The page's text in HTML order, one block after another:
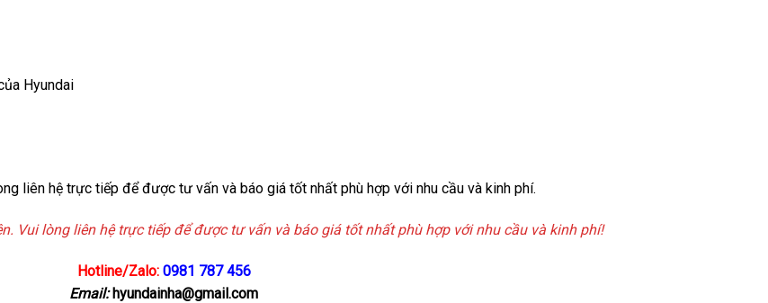
Hyundai
liên hệ trực tiếp để được tư vấn và báo giá tốt nhất phù hợp với nhu cầu và kinh phí.
Vui lòng liên hệ trực tiếp để được tư vấn và báo giá tốt nhất phù hợp với nhu cầu và kinh phí!
Hotline/Zalo: 0981 787 456
Email:hyundainha@gmail.com